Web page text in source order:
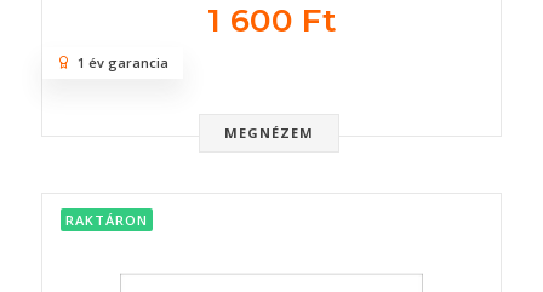
1 600 Ft
MEGNÉZEM
1 év garancia
RAKTÁRON